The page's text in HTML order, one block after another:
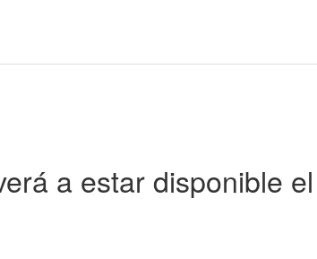
a estar disponible